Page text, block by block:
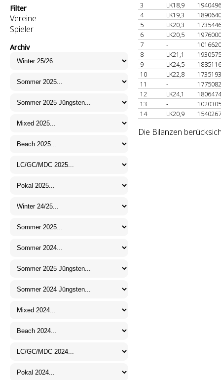
Filter
Vereine
Spieler
Archiv
3
LK18,9
4
LK19,3
5
LK20,3
6
LK20,5
7
-
8
LK21,1
9
LK24,5
10
LK22,8
11
-
12
LK24,1
13
-
14
LK20,9
Die Bilanzen